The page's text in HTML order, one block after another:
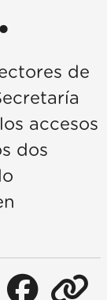
de
accesos
dos